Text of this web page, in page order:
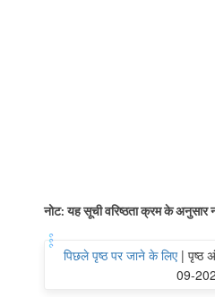
नोट: यह सूची वरिष्ठता क्रम के अनुसार
पिछले पृष्ठ पर जाने के लिए| पृष्ठ
09-